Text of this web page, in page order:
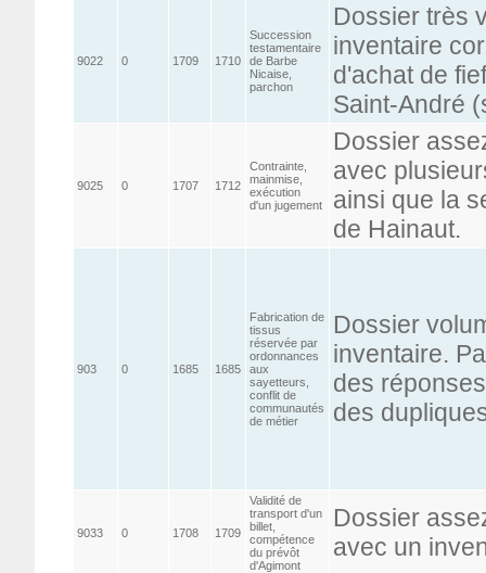
9022 0 1709 1710
Succession
testamentaire
de Barbe
Nicaise,
parchon
Dossier très
inventaire
d'achat de
Saint-André
9025 0 1707 1712
Contrainte,
mainmise,
exécution
d'un jugement
Dossier
avec
ainsi que la
de Hainaut.
903 0 1685 1685
Fabrication de
tissus
réservée par
ordonnances
aux
sayetteurs,
conflit de
communautés
de métier
Dossier
inventaire.
des
des
9033 0 1708 1709
Validité de
transport d'un
billet,
compétence
du prévôt
d'Agimont
Dossier
avec un